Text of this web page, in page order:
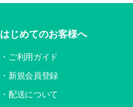
はじめてのお客様へ
ご利用ガイド
新規会員登録
配送について